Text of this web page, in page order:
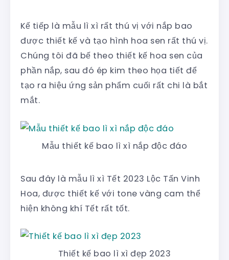
Kế tiếp là mẫu lì xì rất thú vị với nắp bao
được thiết kế và tạo hình hoa sen rất thú vị.
Chúng tôi đã bế theo thiết kế hoa sen của
phần nắp, sau đó ép kim theo họa tiết để
tạo ra hiệu ứng sản phẩm cuối rất chi là bắt
mắt.
Mẫu thiết kế bao lì xì nắp độc đáo
Sau đây là mẫu lì xì Tết 2023 Lộc Tấn Vinh
Hoa, được thiết kế với tone vàng cam thể
hiện không khí Tết rất tốt.
Thiết kế bao lì xì đẹp 2023